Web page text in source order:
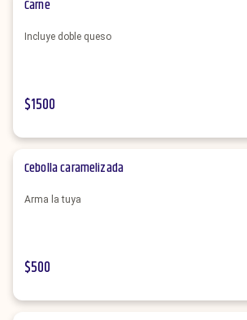
Carne
Incluye doble queso
$1500
Cebolla caramelizada
Arma la tuya
$500